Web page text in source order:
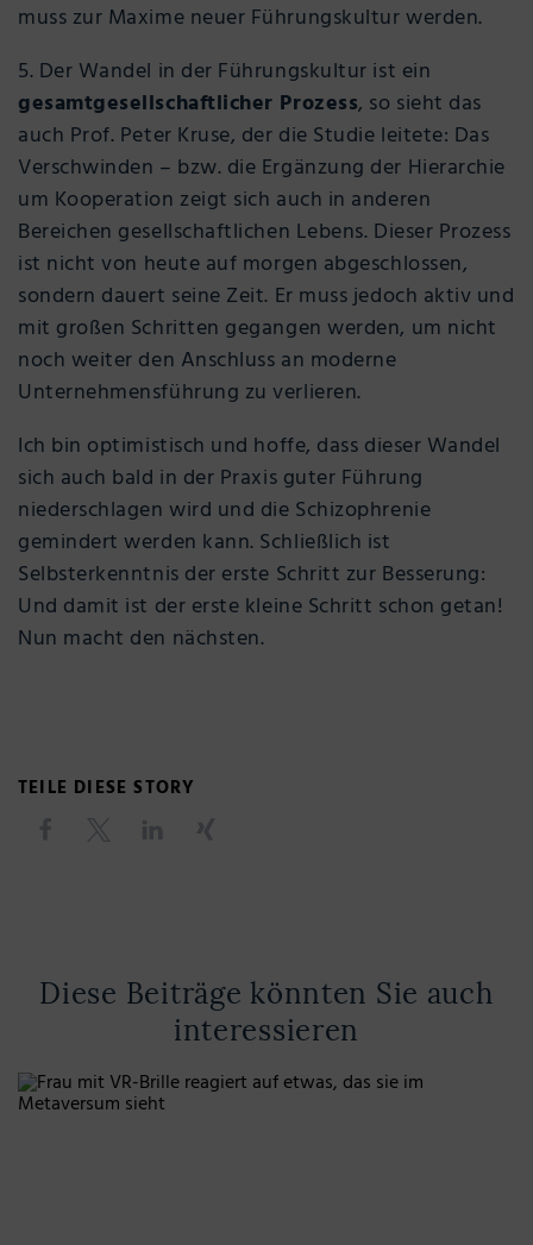
muss zur Maxime neuer Führungskultur werden.
5. Der Wandel in der Führungskultur ist ein
gesamtgesellschaftlicher Prozess, so sieht das
auch Prof. Peter Kruse, der die Studie leitete: Das
Verschwinden – bzw. die Ergänzung der Hierarchie
um Kooperation zeigt sich auch in anderen
Bereichen gesellschaftlichen Lebens. Dieser Prozess
ist nicht von heute auf morgen abgeschlossen,
sondern dauert seine Zeit. Er muss jedoch aktiv und
mit großen Schritten gegangen werden, um nicht
noch weiter den Anschluss an moderne
Unternehmensführung zu verlieren.
Ich bin optimistisch und hoffe, dass dieser Wandel
sich auch bald in der Praxis guter Führung
niederschlagen wird und die Schizophrenie
gemindert werden kann. Schließlich ist
Selbsterkenntnis der erste Schritt zur Besserung:
Und damit ist der erste kleine Schritt schon getan!
Nun macht den nächsten.
TEILE DIESE STORY
Diese Beiträge könnten Sie auch
interessieren